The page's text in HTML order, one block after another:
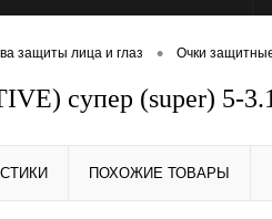
Средства индивидуальной
защиты лица и глаз • Очки
супер (super) 5-
ПОХОЖИЕ ТОВАРЫ